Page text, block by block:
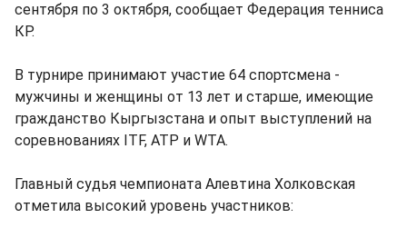
сентября по 3 октября, сообщает Федерация тенниса
КР.
В турнире принимают участие 64 спортсмена -
мужчины и женщины от 13 лет и старше, имеющие
гражданство Кыргызстана и опыт выступлений на
соревнованиях ITF, ATP и WTA.
Главный судья чемпионата Алевтина Холковская
отметила высокий уровень участников: